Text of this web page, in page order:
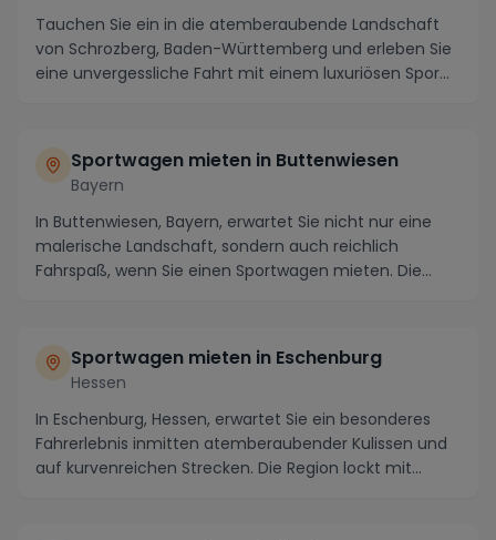
Tauchen Sie ein in die atemberaubende Landschaft
von Schrozberg, Baden-Württemberg und erleben Sie
eine unvergessliche Fahrt mit einem luxuriösen Spor...
Sportwagen mieten in Buttenwiesen
Bayern
In Buttenwiesen, Bayern, erwartet Sie nicht nur eine
malerische Landschaft, sondern auch reichlich
Fahrspaß, wenn Sie einen Sportwagen mieten. Die
Sportwagen mieten in Eschenburg
Hessen
In Eschenburg, Hessen, erwartet Sie ein besonderes
Fahrerlebnis inmitten atemberaubender Kulissen und
auf kurvenreichen Strecken. Die Region lockt mit...